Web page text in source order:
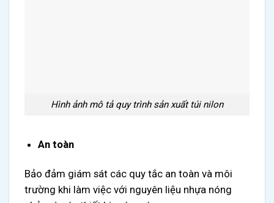
Hình ảnh mô tả quy trình sản xuất túi nilon
An toàn
Bảo đảm giám sát các quy tắc an toàn và môi
trường khi làm việc với nguyên liệu nhựa nóng